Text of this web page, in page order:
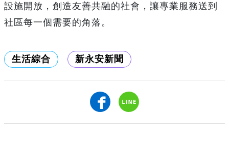
設施開放，創造友善共融的社會，讓專業服務送到
社區每一個需要的角落。
生活綜合 新永安新聞